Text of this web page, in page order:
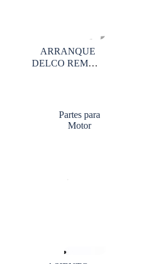
ARRANQUE
DELCO REMMY
Partes para
Motor